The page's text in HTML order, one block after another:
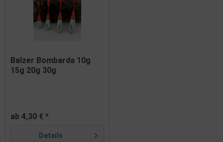
Balzer Bombarda 10g
15g 20g 30g
ab 4,30 € *
Details